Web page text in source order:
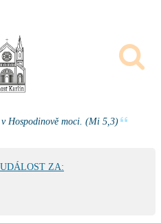
Hospodinově moci. (Mi 5,3)
ZA: